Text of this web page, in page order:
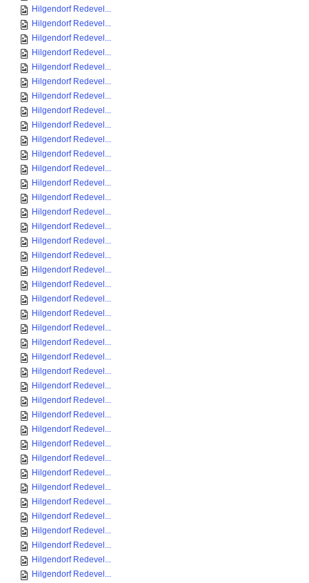
Hilgendorf Redevel...
Hilgendorf Redevel...
Hilgendorf Redevel...
Hilgendorf Redevel...
Hilgendorf Redevel...
Hilgendorf Redevel...
Hilgendorf Redevel...
Hilgendorf Redevel...
Hilgendorf Redevel...
Hilgendorf Redevel...
Hilgendorf Redevel...
Hilgendorf Redevel...
Hilgendorf Redevel...
Hilgendorf Redevel...
Hilgendorf Redevel...
Hilgendorf Redevel...
Hilgendorf Redevel...
Hilgendorf Redevel...
Hilgendorf Redevel...
Hilgendorf Redevel...
Hilgendorf Redevel...
Hilgendorf Redevel...
Hilgendorf Redevel...
Hilgendorf Redevel...
Hilgendorf Redevel...
Hilgendorf Redevel...
Hilgendorf Redevel...
Hilgendorf Redevel...
Hilgendorf Redevel...
Hilgendorf Redevel...
Hilgendorf Redevel...
Hilgendorf Redevel...
Hilgendorf Redevel...
Hilgendorf Redevel...
Hilgendorf Redevel...
Hilgendorf Redevel...
Hilgendorf Redevel...
Hilgendorf Redevel...
Hilgendorf Redevel...
Hilgendorf Redevel...